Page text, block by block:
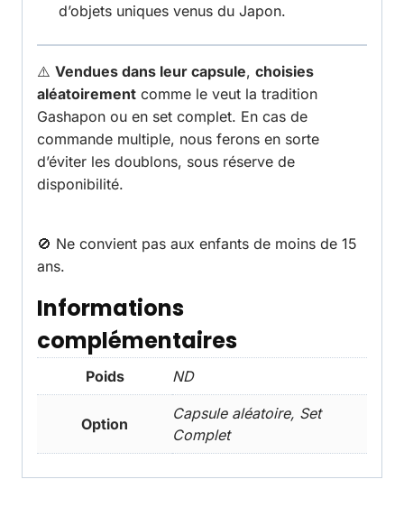
d’objets uniques venus du Japon.
⚠️ Vendues dans leur capsule, choisies
aléatoirement comme le veut la tradition
Gashapon ou en set complet. En cas de
commande multiple, nous ferons en sorte
d’éviter les doublons, sous réserve de
disponibilité.
🚫 Ne convient pas aux enfants de moins de 15
ans.
Informations
complémentaires
Poids ND
Option
Capsule aléatoire, Set
Complet